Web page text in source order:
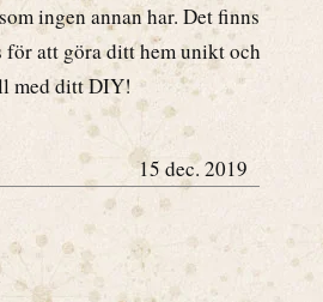
ingen annan har. Det finns
för att göra ditt hem unikt och
med ditt DIY!
15 dec. 2019